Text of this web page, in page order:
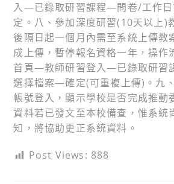
入—已錄取研習課程—問卷/工作
定。八、參加深度研習(10天以上)
後隔日起一個月內需至系統上傳教
成上傳，暫停報名資格一年，操作
首頁—教師研習登入—已錄取研
選擇檔案—確定(可重複上傳)。九
帳號登入，顯示學校是否完成推動
資料若已發文至本校備查，惟系統
知，將協助更正系統資料。
Post Views: 888